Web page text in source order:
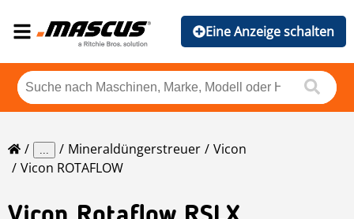
Eine Anzeige schalten
... Mineraldüngerstreuer
Vicon
Vicon ROTAFLOW